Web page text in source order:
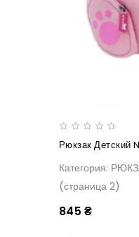
Категория:
(страница 2)
845 ₴